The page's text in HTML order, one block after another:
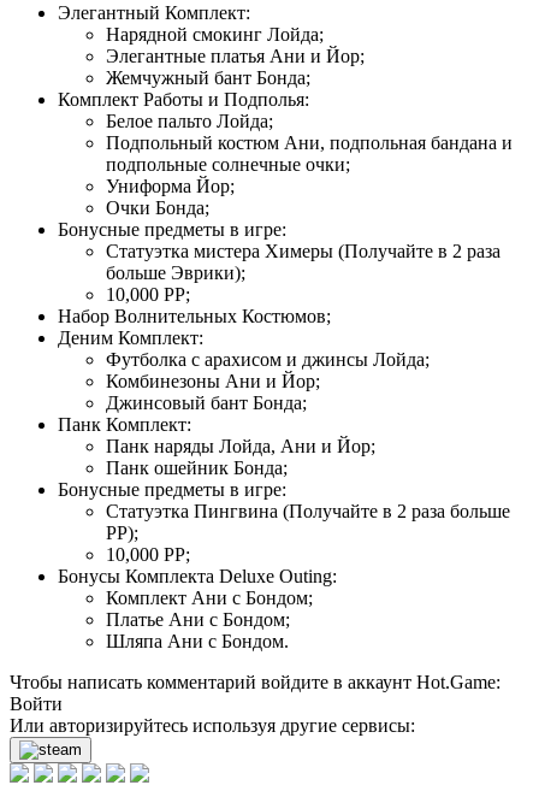
Элегантный Комплект:
Нарядной смокинг Лойда;
Элегантные платья Ани и Йор;
Жемчужный бант Бонда;
Комплект Работы и Подполья:
Белое пальто Лойда;
Подпольный костюм Ани, подпольная бандана и
подпольные солнечные очки;
Униформа Йор;
Очки Бонда;
Бонусные предметы в игре:
Статуэтка мистера Химеры (Получайте в 2 раза
больше Эврики);
10,000 PP;
Набор Волнительных Костюмов;
Деним Комплект:
Футболка с арахисом и джинсы Лойда;
Комбинезоны Ани и Йор;
Джинсовый бант Бонда;
Панк Комплект:
Панк наряды Лойда, Ани и Йор;
Панк ошейник Бонда;
Бонусные предметы в игре:
Статуэтка Пингвина (Получайте в 2 раза больше
PP);
10,000 PP;
Бонусы Комплекта Deluxe Outing:
Комплект Ани с Бондом;
Платье Ани с Бондом;
Шляпа Ани с Бондом.
Чтобы написать комментарий войдите в аккаунт Hot.Game:
Войти
Или авторизируйтесь используя другие сервисы: